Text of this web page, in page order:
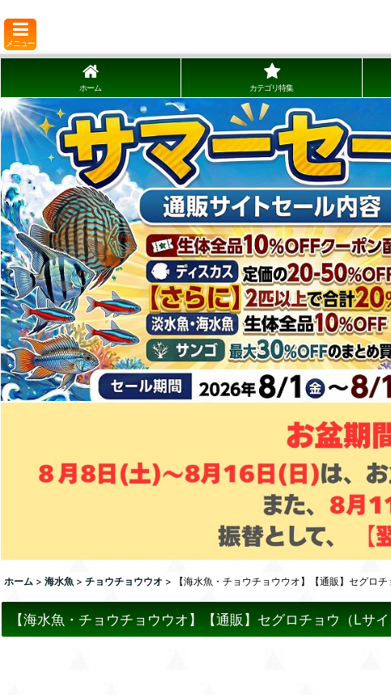
メニュー
ホーム カテゴリ特集
ホーム > 海水魚 > チョウチョウウオ > 【海水魚・チョウチョウウオ】【通販】セグロ
【海水魚・チョウチョウウオ】【通販】セグロチョウ（L